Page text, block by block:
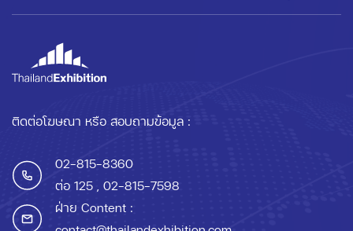
ติดต่อโฆษณา หรือ สอบถามข้อมูล :
02-815-8360
ต่อ 125 , 02-815-7598
ฝ่าย Content :